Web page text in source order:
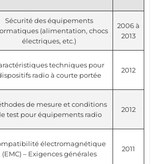
Sécurité des équipements
(alimentation, chocs
électriques, etc.)
2006 à
2013
techniques pour
radio à courte portée
2012
de mesure et conditions
test pour équipements radio
2012
électromagnétique
(EMC) – Exigences générales
2011